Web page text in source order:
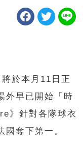
於本月11日正
外早已開始「時
》針對各隊球衣
奪下第一。